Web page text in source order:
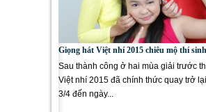
Giọng hát Việt nhí 2015 chiêu mộ thí
Sau thành công ở hai mùa giải trước
Việt nhí 2015 đã chính thức quay trở
3/4 đến ngày...